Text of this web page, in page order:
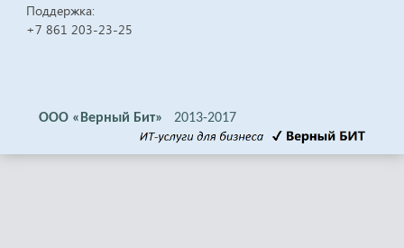
Поддержка:
+7 861 203-23-25
ООО «Верный Бит» 2013-2017